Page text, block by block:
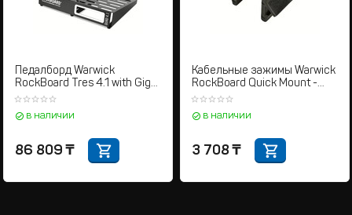
Педалборд Warwick
RockBoard Tres 4.1 with Gig
Bag
в наличии
86 809 ₸
Кабельные зажимы Warwick
RockBoard Quick Mount -
Cable Fix
в наличии
3 708 ₸